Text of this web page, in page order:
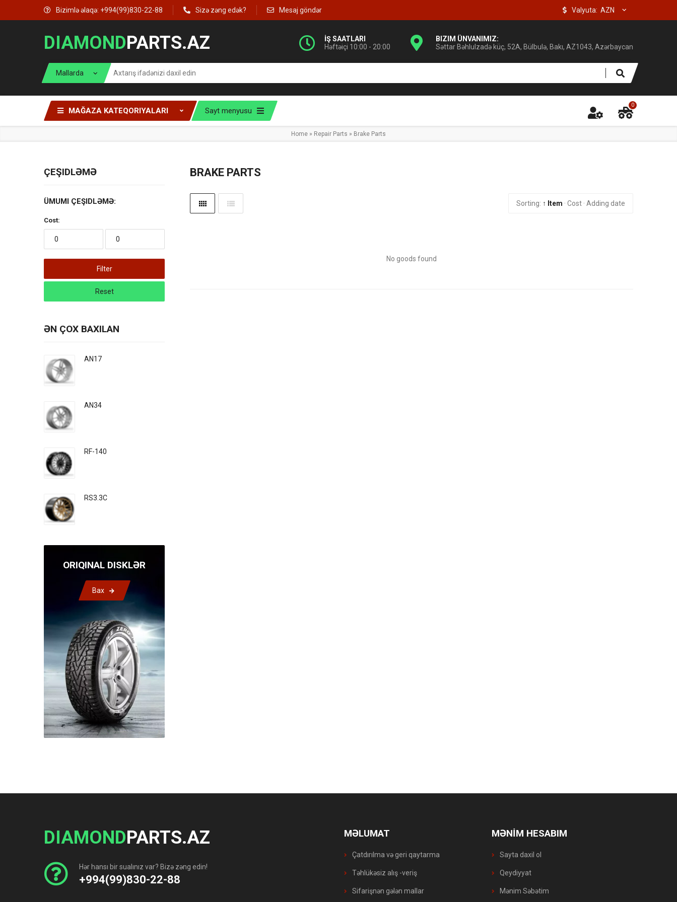
Bizimlə əlaqə: +994(99)830-22-88 Sizə zəng edək? Mesaj göndər Valyuta:
DIAMONDPARTS.AZ
İŞ SAATLARI
Həftəiçi 10:00 - 20:00
BIZIM ÜNVANIMIZ:
Səttar Bəhlulzadə küç, 52A, Bülbulə, Bakı, AZ1043, Azərbaycan
MAĞAZA KATEQORIYALARI Sayt menyusu
0
Home » Repair Parts » Brake Parts
BRAKE PARTS
Sorting: ↑ Item · Cost · Adding date
No goods found
ÇEŞIDLƏMƏ
ÜMUMI ÇEŞIDLƏMƏ:
Cost:
Filter
Reset
ƏN ÇOX BAXILAN
AN17
AN34
RF-140
RS3.3C
ORIQINAL DISKLƏR
Bax
DIAMONDPARTS.AZ
Hər hansı bir sualınız var? Bizə zəng edin!
+994(99)830-22-88
MƏLUMAT
Çatdırılma və geri qaytarma
Təhlükəsiz alış -veriş
Sifarişnən gələn mallar
MƏNİM HESABIM
Sayta daxil ol
Qeydiyyat
Mənim Səbətim